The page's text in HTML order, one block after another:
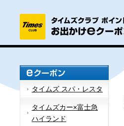
タイムズ スパ・レスタ
タイムズカー×富士急
ハイランド